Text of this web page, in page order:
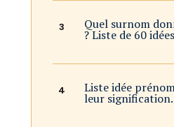
Quel surnom
? Liste de 60
Liste idée
leur